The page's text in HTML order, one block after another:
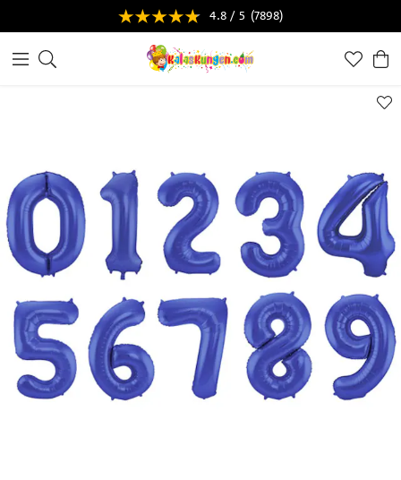
4.8 / 5 (7898)